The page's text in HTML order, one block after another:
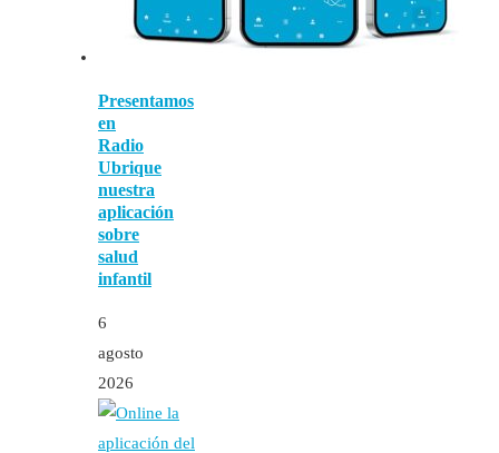
Presentamos
en
Radio
Ubrique
nuestra
aplicación
sobre
salud
infantil
6
agosto
2026